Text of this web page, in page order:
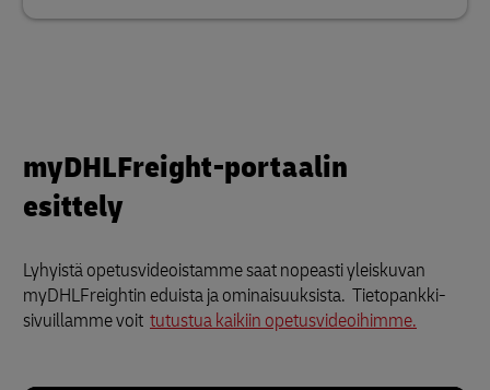
myDHLFreight-portaalin
esittely
Lyhyistä opetusvideoistamme saat nopeasti yleiskuvan
myDHLFreightin eduista ja ominaisuuksista. Tietopankki-
sivuillamme voit tutustua kaikiin opetusvideoihimme.